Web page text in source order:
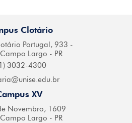
Clotário
Portugal, 933 -
Campo Largo - PR
3032-4300
unise.edu.br
XV
Novembro, 1609
Largo - PR